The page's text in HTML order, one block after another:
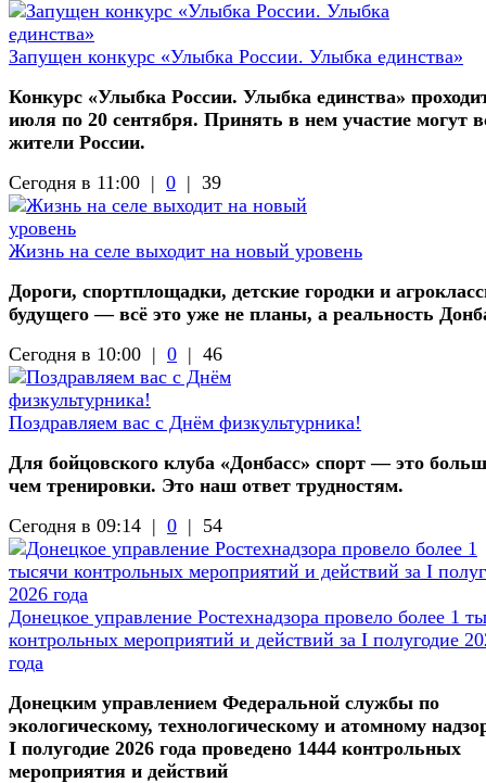
Запущен конкурс «Улыбка России. Улыбка единства»
Конкурс «Улыбка России. Улыбка единства»
июля по 20 сентября. Принять в нем участие могут
жители России.
Сегодня в 11:00 | 0 | 39
Жизнь на селе выходит на новый уровень
Дороги, спортплощадки, детские городки и
будущего — всё это уже не планы, а реальность
Сегодня в 10:00 | 0 | 46
Поздравляем вас с Днём физкультурника!
Для бойцовского клуба «Донбасс» спорт — это
чем тренировки. Это наш ответ трудностям.
Сегодня в 09:14 | 0 | 54
Донецкое управление Ростехнадзора провело более 1
контрольных мероприятий и действий за I полугодие
года
Донецким управлением Федеральной службы по
экологическому, технологическому и атомному
I полугодие 2026 года проведено 1444 контрольных
мероприятия и действий